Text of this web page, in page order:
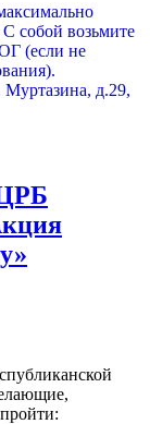
собой возьмите
(если не
Муртазина, д.29,